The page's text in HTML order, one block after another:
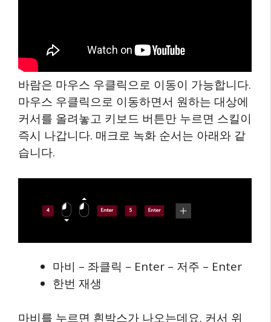
바람은 마우스 우클릭으로 이동이 가능합니다.
마우스 우클릭으로 이동하면서 원하는 대상에
커서를 올려놓고 키보드 버튼만 누르면 스킬이
즉시 나갑니다. 매크로 녹화 순서는 아래와 같
습니다.
마비 – 좌클릭 – Enter – 저주 – Enter
한번 재생
마비를 누르면 흰박스가 나오는데요. 커서 위